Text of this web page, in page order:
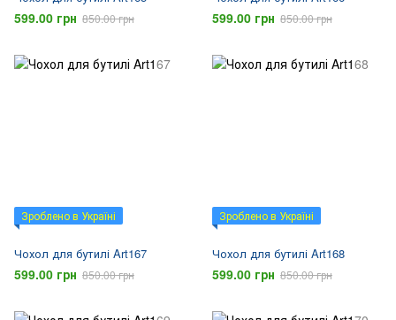
599.00 грн 850.00 грн 599.00 грн 850.00 грн
Зроблено в Україні
Чохол для бутилі Art167
599.00 грн 850.00 грн
Зроблено в Україні
Чохол для бутилі Art168
599.00 грн 850.00 грн